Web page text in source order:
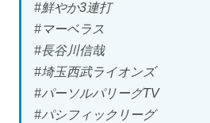
#鮮やか3連打
#マーベラス
#長谷川信哉
#埼玉西武ライオンズ
#パーソルパリーグTV
#パシフィックリーグ